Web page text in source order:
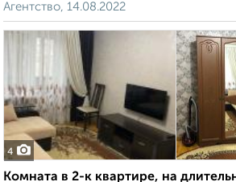
Агентство, 14.08.2022
4
Комната в 2-к квартире, на